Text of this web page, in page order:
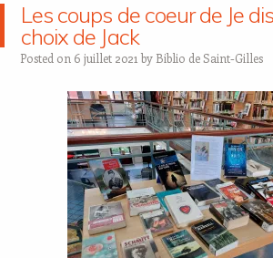
Les coups de coeur de Je
choix de Jack
Posted on 6 juillet 2021 by Biblio de Saint-Gilles